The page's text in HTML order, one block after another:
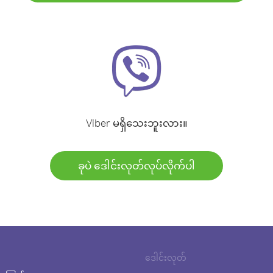
Viber မရှိသေးဘူးလား။
ခုပဲ ဒေါင်းလုတ်လုပ်လိုက်ပါ
ဒေါင်းလုတ်